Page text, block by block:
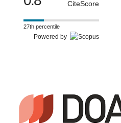
CiteScore
27th percentile
Powered by